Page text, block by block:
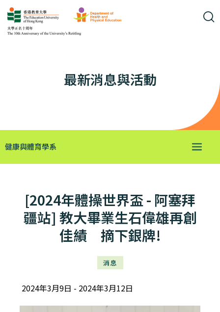
最新消息與活動
健康與體育學系
[2024年體操世界盃 - 阿塞拜
疆站] 教大畢業生石偉雄再創
佳績 摘下銀牌!
消息
2024年3月9日 2024年3月12日